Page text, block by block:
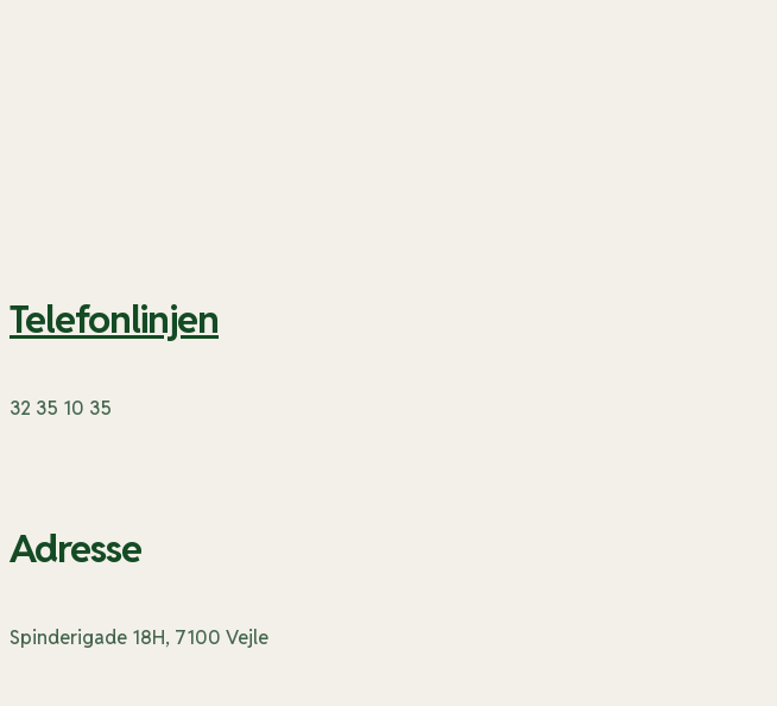
Telefonlinjen
32 35 10 35
Adresse
Spinderigade 18H, 7100 Vejle